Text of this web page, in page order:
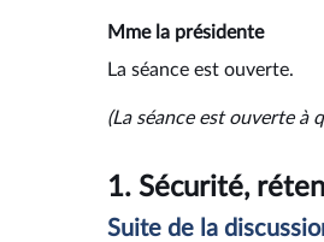
Mme la présidente
La séance est ouverte.
(La séance est ouverte à
1. Sécurité,
Suite de la